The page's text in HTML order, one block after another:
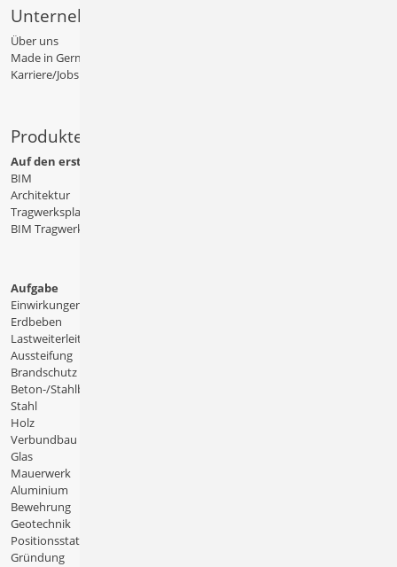
Unternehmen
Über uns
Made in Germany
Karriere/Jobs
Produkte
Auf den ersten Blick
BIM
Architektur
Tragwerksplanung
BIM Tragwerksplanung
Aufgabe
Einwirkungen
Erdbeben
Lastweiterleitung
Aussteifung
Brandschutz
Beton-/Stahlbeton
Stahl
Holz
Verbundbau
Glas
Mauerwerk
Aluminium
Bewehrung
Geotechnik
Positionsstatik
Gründung